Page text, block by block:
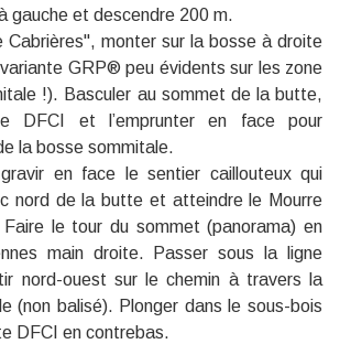
gauche et descendre 200 m.
Cabrières", monter sur la bosse à droite
GRP® peu évidents sur les zone
!). Basculer au sommet de la butte,
DFCI et l’emprunter en face pour
la bosse sommitale.
en face le sentier caillouteux qui
nord de la butte et atteindre le Mourre
le tour du sommet (panorama) en
main droite. Passer sous la ligne
nord-ouest sur le chemin à travers la
(non balisé). Plonger dans le sous-bois
DFCI en contrebas.